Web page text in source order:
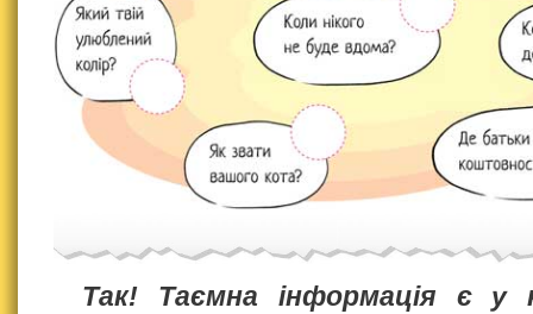
Так! Таємна інформація є у